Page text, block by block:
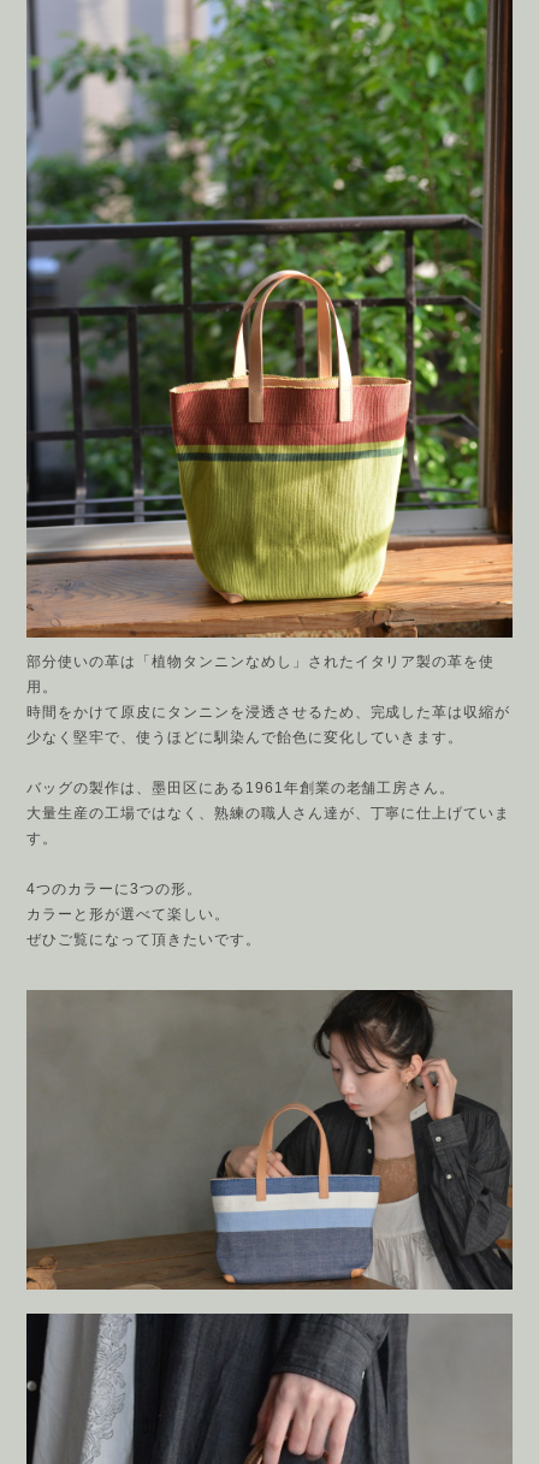
部分使いの革は「植物タンニンなめし」されたイタリア製の革を使
用。
時間をかけて原皮にタンニンを浸透させるため、 完成した革は収縮が
少なく堅牢で、使うほどに馴染んで飴色に変化していきます。
バッグの製作は、墨田区にある1961年創業の老舗工房さん。
大量生産の工場ではなく、熟練の職人さん達が、丁寧に仕上げていま
す。
4つのカラーに3つの形 。
カラーと形が選べて楽しい。
ぜひご覧になって頂きたいです。